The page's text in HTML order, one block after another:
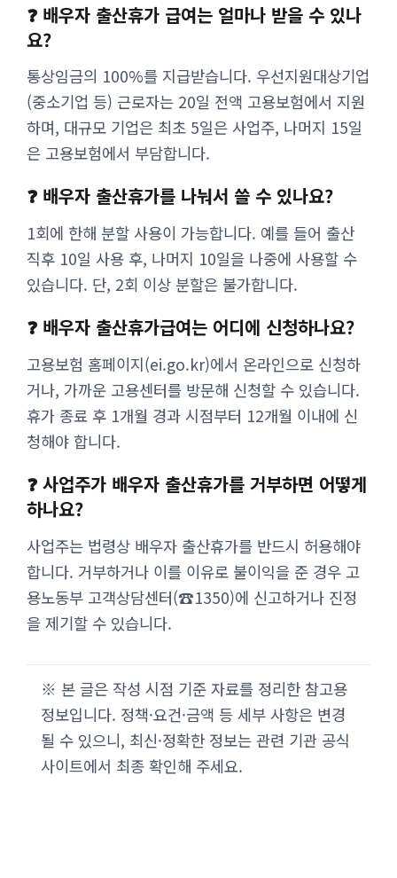
❓ 배우자 출산휴가 급여는 얼마나 받을 수 있나
요?
통상임금의 100%를 지급받습니다. 우선지원대상기업
(중소기업 등) 근로자는 20일 전액 고용보험에서 지원
하며, 대규모 기업은 최초 5일은 사업주, 나머지 15일
은 고용보험에서 부담합니다.
❓ 배우자 출산휴가를 나눠서 쓸 수 있나요?
1회에 한해 분할 사용이 가능합니다. 예를 들어 출산
직후 10일 사용 후, 나머지 10일을 나중에 사용할 수
있습니다. 단, 2회 이상 분할은 불가합니다.
❓ 배우자 출산휴가급여는 어디에 신청하나요?
고용보험 홈페이지(ei.go.kr)에서 온라인으로 신청하
거나, 가까운 고용센터를 방문해 신청할 수 있습니다.
휴가 종료 후 1개월 경과 시점부터 12개월 이내에 신
청해야 합니다.
❓ 사업주가 배우자 출산휴가를 거부하면 어떻게
하나요?
사업주는 법령상 배우자 출산휴가를 반드시 허용해야
합니다. 거부하거나 이를 이유로 불이익을 준 경우 고
용노동부 고객상담센터(☎1350)에 신고하거나 진정
을 제기할 수 있습니다.
※ 본 글은 작성 시점 기준 자료를 정리한 참고용
정보입니다. 정책·요건·금액 등 세부 사항은 변경
될 수 있으니, 최신·정확한 정보는 관련 기관 공식
사이트에서 최종 확인해 주세요.